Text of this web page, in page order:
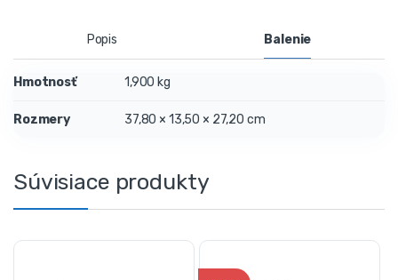
Popis Balenie
Hmotnosť 1,900 kg
Rozmery 37,80 × 13,50 × 27,20 cm
Súvisiace produkty